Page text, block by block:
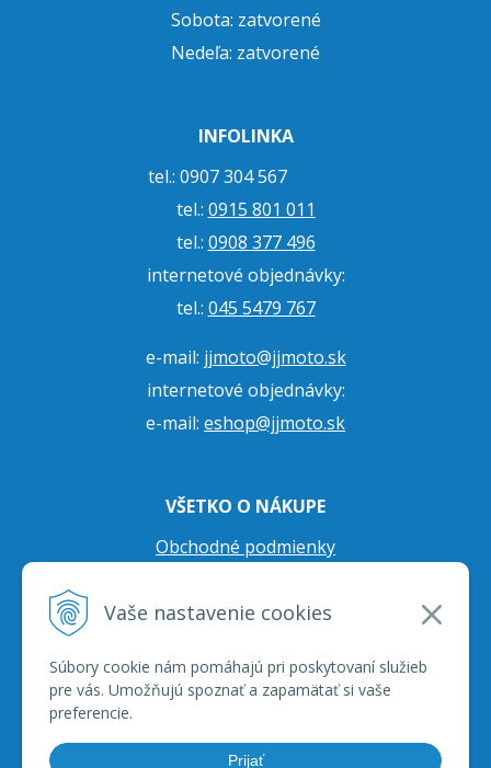
Vaše nastavenie cookies
Súbory cookie nám pomáhajú pri poskytovaní služieb
pre vás. Umožňujú spoznať a zapamätať si vaše
preferencie.
Prijať
Sobota: zatvorené
Nedeľa: zatvorené
INFOLINKA
tel.: 0907 304 567
tel.: 0915 801 011
tel.: 0908 377 496
internetové objednávky:
tel.: 045 5479 767
e-mail: jjmoto@jjmoto.sk
internetové objednávky:
e-mail: eshop@jjmoto.sk
VŠETKO O NÁKUPE
Obchodné podmienky
Prepravné podmienky